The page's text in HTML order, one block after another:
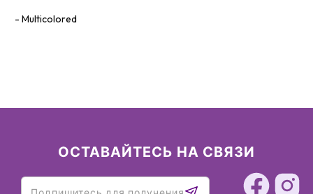
Multicolored
ОСТАВАЙТЕСЬ НА СВЯЗИ